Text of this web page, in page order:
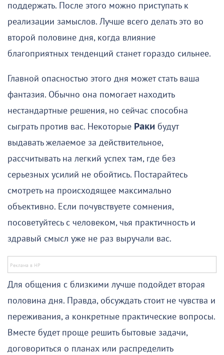
поддержать. После этого можно приступать к
реализации замыслов. Лучше всего делать это во
второй половине дня, когда влияние
благоприятных тенденций станет гораздо сильнее.
Главной опасностью этого дня может стать ваша
фантазия. Обычно она помогает находить
нестандартные решения, но сейчас способна
сыграть против вас. Некоторые Раки будут
выдавать желаемое за действительное,
рассчитывать на легкий успех там, где без
серьезных усилий не обойтись. Постарайтесь
смотреть на происходящее максимально
объективно. Если почувствуете сомнения,
посоветуйтесь с человеком, чья практичность и
здравый смысл уже не раз выручали вас.
Для общения с близкими лучше подойдет вторая
половина дня. Правда, обсуждать стоит не чувства и
переживания, а конкретные практические вопросы.
Вместе будет проще решить бытовые задачи,
договориться о планах или распределить